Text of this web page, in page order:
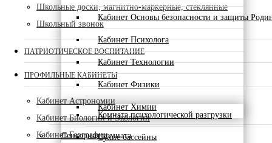
Кабинет Основы безопасности и защиты
Кабинет Психолога
Кабинет Технологии
Кабинет Физики
Кабинет Химии
Сенсорная комната
Комната психологической разгрузки
Сухие бассейны
Школьные доски, магнитно-маркерные, стеклянные
Школьный звонок
ПАТРИОТИЧЕСКОЕ ВОСПИТАНИЕ
ПРОФИЛЬНЫЕ КАБИНЕТЫ
Кабинет Астрономии
Кабинет Биологии и Экологии
Кабинет Географии